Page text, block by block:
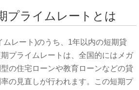
プライムレートとは
レート)のうち、1年以内の短期貸
プライムレートは、全国的にはメガ
の住宅ローンや教育ローンなどの貸
の見直しが行われます。この短期プ